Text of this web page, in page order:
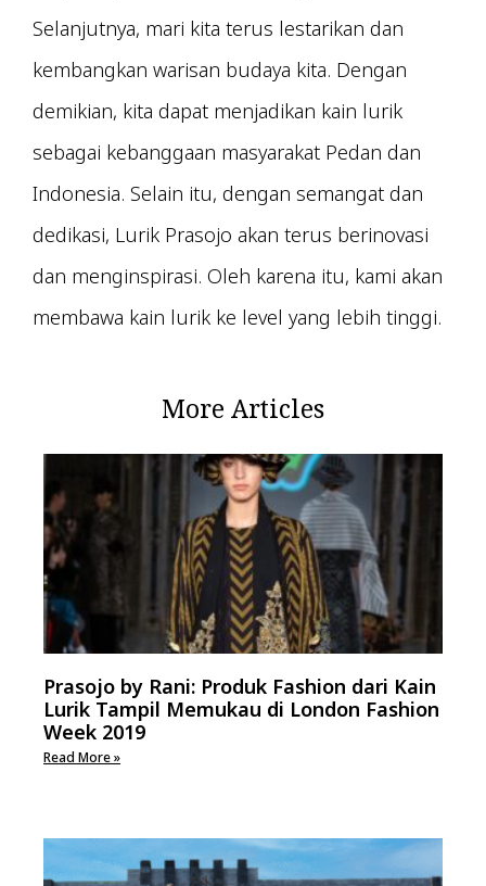
Selanjutnya, mari kita terus lestarikan dan
kembangkan warisan budaya kita. Dengan
demikian, kita dapat menjadikan kain lurik
sebagai kebanggaan masyarakat Pedan dan
Indonesia. Selain itu, dengan semangat dan
dedikasi, Lurik Prasojo akan terus berinovasi
dan menginspirasi. Oleh karena itu, kami akan
membawa kain lurik ke level yang lebih tinggi.
More Articles
Prasojo by Rani: Produk Fashion dari Kain
Lurik Tampil Memukau di London Fashion
Week 2019
Read More »